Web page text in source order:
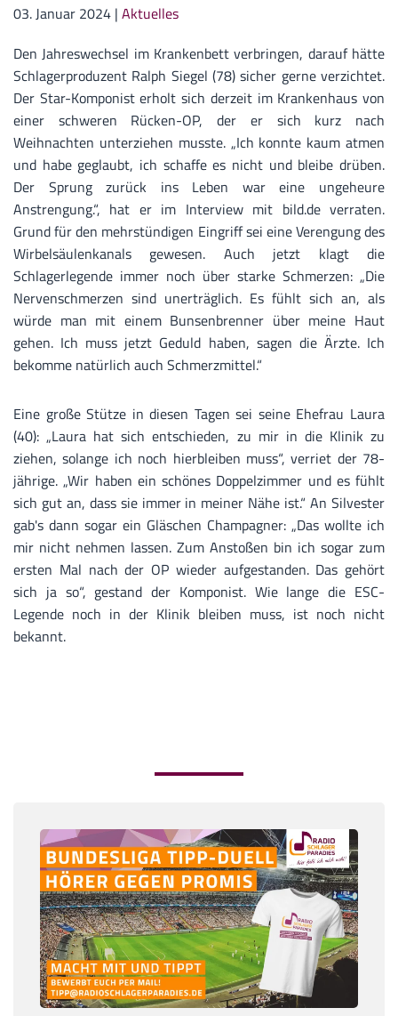
03. Januar 2024 | Aktuelles
Den Jahreswechsel im Krankenbett verbringen, darauf hätte
Schlagerproduzent Ralph Siegel (78) sicher gerne verzichtet.
Der Star-Komponist erholt sich derzeit im Krankenhaus von
einer schweren Rücken-OP, der er sich kurz nach
Weihnachten unterziehen musste. „Ich konnte kaum atmen
und habe geglaubt, ich schaffe es nicht und bleibe drüben.
Der Sprung zurück ins Leben war eine ungeheure
Anstrengung.“, hat er im Interview mit bild.de verraten.
Grund für den mehrstündigen Eingriff sei eine Verengung des
Wirbelsäulenkanals gewesen. Auch jetzt klagt die
Schlagerlegende immer noch über starke Schmerzen: „Die
Nervenschmerzen sind unerträglich. Es fühlt sich an, als
würde man mit einem Bunsenbrenner über meine Haut
gehen. Ich muss jetzt Geduld haben, sagen die Ärzte. Ich
bekomme natürlich auch Schmerzmittel.“
Eine große Stütze in diesen Tagen sei seine Ehefrau Laura
(40): „Laura hat sich entschieden, zu mir in die Klinik zu
ziehen, solange ich noch hierbleiben muss“, verriet der 78-
jährige. „Wir haben ein schönes Doppelzimmer und es fühlt
sich gut an, dass sie immer in meiner Nähe ist.“ An Silvester
gab's dann sogar ein Gläschen Champagner: „Das wollte ich
mir nicht nehmen lassen. Zum Anstoßen bin ich sogar zum
ersten Mal nach der OP wieder aufgestanden. Das gehört
sich ja so“, gestand der Komponist. Wie lange die ESC-
Legende noch in der Klinik bleiben muss, ist noch nicht
bekannt.